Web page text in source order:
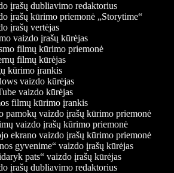
įrašų dubliavimo redaktorius
įrašų kūrimo priemonė „Storytime“
įrašų vertėjas
vaizdo įrašų kūrėjas
filmų kūrimo priemonė
filmų kūrėjas
kūrimo įrankis
vaizdo kūrėjas
vaizdo kūrėjas
filmų kūrimo įrankis
vaizdo įrašų kūrimo priemonė
vaizdo įrašų kūrimo priemonė
ekrano vaizdo įrašų kūrimo priemonė
gyvenime“ vaizdo įrašų kūrėjas
pats“ vaizdo įrašų kūrėjas
įrašų dubliavimo redaktorius